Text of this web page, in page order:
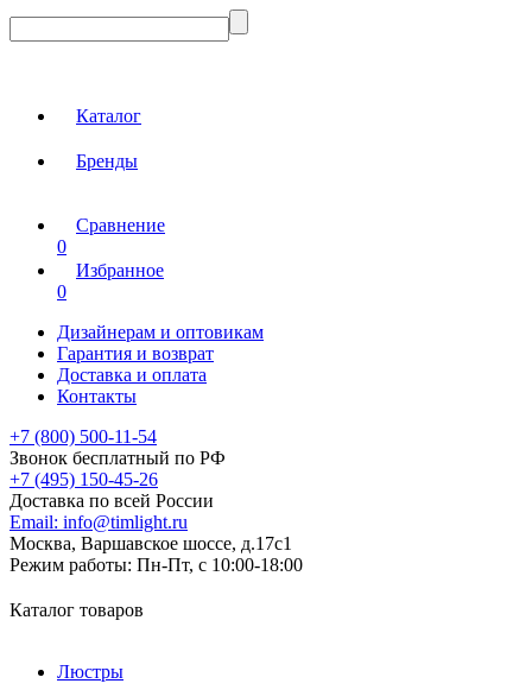
Каталог
Бренды
Сравнение
0
Избранное
0
Дизайнерам и оптовикам
Гарантия и возврат
Доставка и оплата
Контакты
+7 (800) 500-11-54
Звонок бесплатный по РФ
+7 (495) 150-45-26
Доставка по всей России
Email: info@timlight.ru
Москва, Варшавское шоссе, д.17c1
Режим работы: Пн-Пт, с 10:00-18:00
Каталог товаров
Люстры